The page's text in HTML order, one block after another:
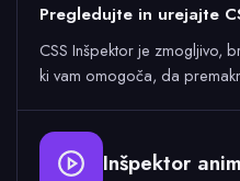
Pregledujte in urejajte
CSS Inšpektor je zmogljivo,
ki vam omogoča, da
Inšpektor